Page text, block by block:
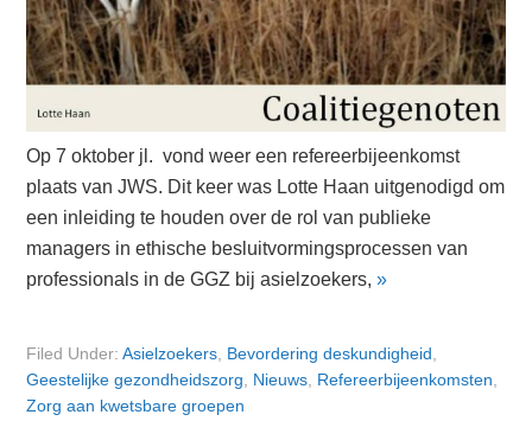
Op 7 oktober jl. vond weer een refereerbijeenkomst
plaats van JWS. Dit keer was Lotte Haan uitgenodigd om
een inleiding te houden over de rol van publieke
managers in ethische besluitvormingsprocessen van
professionals in de GGZ bij asielzoekers,»
Filed Under:Asielzoekers, Bevordering deskundigheid,
Geestelijke gezondheidszorg, Nieuws, Refereerbijeenkomsten,
Zorg aan kwetsbare groepen